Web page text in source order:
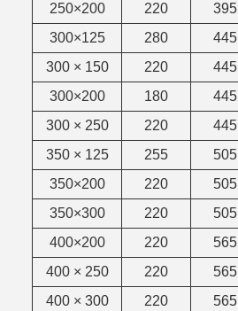
250×200
220 395
300×125
280 445
300 × 150
220 445
300×200
180 445
300 × 250
220 445
350 × 125
255 505
350×200
220 505
350×300
220 505
400×200
220 565
400 × 250
220 565
400 × 300
220 565